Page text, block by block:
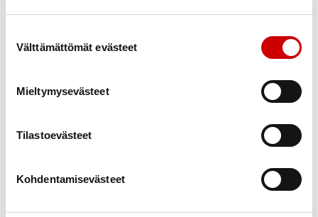
Välttämättömät evästeet
Mieltymysevästeet
Tilastoevästeet
Kohdentamisevästeet
Periytyville sydänsairauksille, kuten
periytyvälle vaikea-asteiselle kolesterolitaudille (FH-
) on kaikille omat erilliset geenitestinsä. Kaikkia
kansansairauksia, kuten sepelvaltimotautia tai